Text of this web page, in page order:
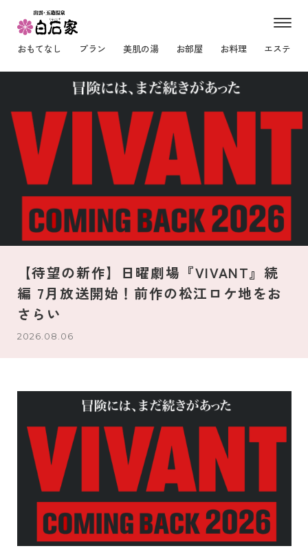
m
e
u
おもてなし プラン 美肌の湯 お部屋 お料理 エステ
【待望の新作】日曜劇場『VIVANT』続
編 7月放送開始！前作の松江ロケ地をお
さらい
2026.08.06